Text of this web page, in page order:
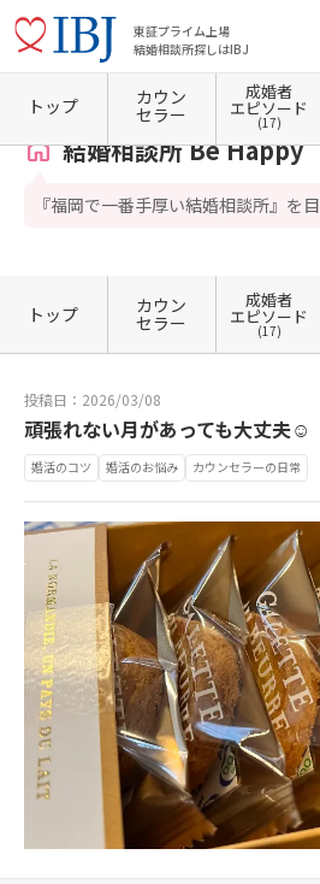
東証プライム上場
結婚相談所探しはIBJ
ホーム 福岡県の結婚相談所 福岡県福岡市 福
結婚相談所 Be Happy
『福岡で一番手厚い結婚相談所』を
トップ カウン
セラー
成婚者
エピソード
(17)
トップ カウン
セラー
成婚者
エピソード
(17)
投稿日：2026/03/08
頑張れない月があっても大丈夫☺️
婚活のコツ 婚活のお悩み カウンセラーの日常